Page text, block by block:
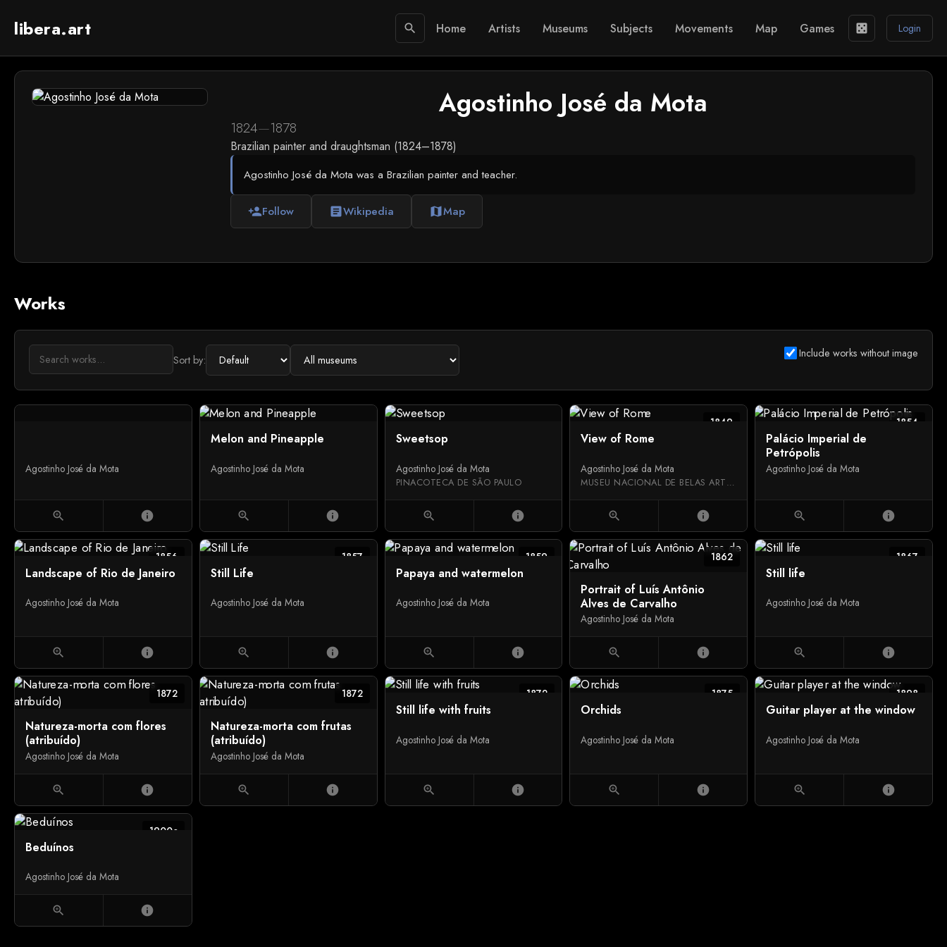
libera.art search Home Artists Museums Subjects Movements Map Games casino Login
Agostinho José da Mota
1824—1878
Brazilian painter and draughtsman (1824–1878)
Agostinho José da Mota was a Brazilian painter and teacher.
person_addFollow articleWikipedia map Map
Works
Sort by: Include works without image
Agostinho José da Mota
zoom_in info
Melon and Pineapple
Agostinho José da Mota
zoom_in info
Sweetsop
Agostinho José da Mota
PINACOTECA DE SÃO PAULO
zoom_in info
1849
View of Rome
Agostinho José da Mota
MUSEU NACIONAL DE BELAS ARTES
zoom_in info
1854
Palácio Imperial de
Petrópolis
Agostinho José da Mota
zoom_in info
1856
Landscape of Rio de Janeiro
Agostinho José da Mota
zoom_in info
1857
Still Life
Agostinho José da Mota
zoom_in info
1859
Papaya and watermelon
Agostinho José da Mota
zoom_in info
1862
Portrait of Luís Antônio
Alves de Carvalho
Agostinho José da Mota
zoom_in info
1867
Still life
Agostinho José da Mota
zoom_in info
1872
Natureza-morta com flores
(atribuído)
Agostinho José da Mota
zoom_in info
1872
Natureza-morta com frutas
(atribuído)
Agostinho José da Mota
zoom_in info
1872
Still life with fruits
Agostinho José da Mota
zoom_in info
1875
Orchids
Agostinho José da Mota
zoom_in info
1898
Guitar player at the window
Agostinho José da Mota
zoom_in info
1900c
Beduínos
Agostinho José da Mota
zoom_in info